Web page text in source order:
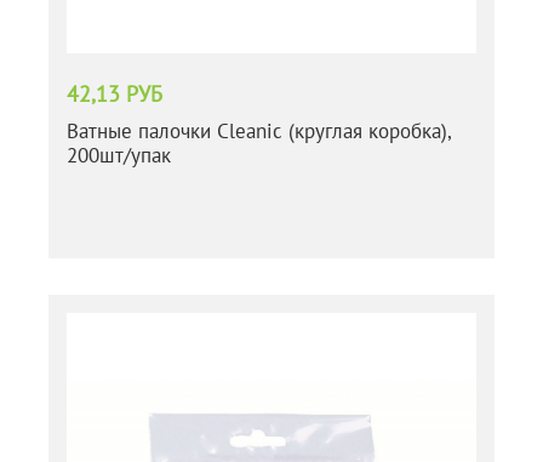
42,13 РУБ
Ватные палочки Cleanic (круглая коробка),
200шт/упак